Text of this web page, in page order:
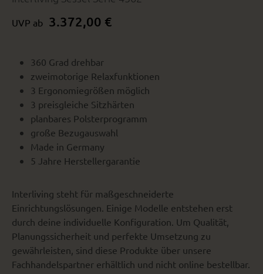
UVP ab 3.372,00 €
360 Grad drehbar
zweimotorige Relaxfunktionen
3 Ergonomiegrößen möglich
3 preisgleiche Sitzhärten
planbares Polsterprogramm
große Bezugauswahl
Made in Germany
5 Jahre Herstellergarantie
Interliving steht für maßgeschneiderte
Einrichtungslösungen. Einige Modelle entstehen erst
durch deine individuelle Konfiguration. Um Qualität,
Planungssicherheit und perfekte Umsetzung zu
gewährleisten, sind diese Produkte über unsere
Fachhandelspartner erhältlich und nicht online bestellbar.